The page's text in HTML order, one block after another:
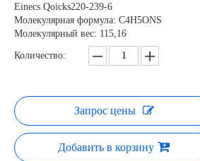
Einecs Qoicks220-239-6
Молекулярная формула: C4H5ONS
Молекулярный вес: 115,16
Количество:
Запрос цены
Добавить в корзину